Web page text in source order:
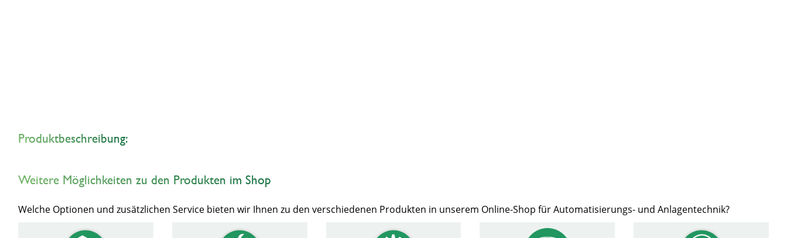
Produktbeschreibung:
Weitere Möglichkeiten zu den Produkten im Shop
Welche Optionen und zusätzlichen Service bieten wir Ihnen zu den verschiedenen Produkten in unserem Online-Shop für Automatisierungs- und Anlagentechnik?